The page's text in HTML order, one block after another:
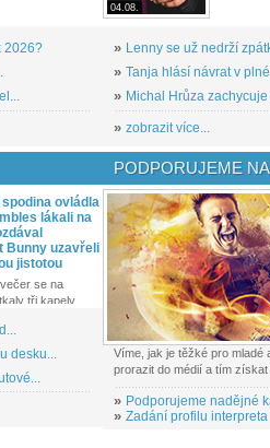
2026?
04.08.
» Lenny se už nedrží
» Tanja hlásí návrat v
» Michal Hrůza
» zobrazit více...
ovládla
lákali na
Bunny uzavřeli
jistotou
se na
tři kapely...
desku...
PODPORUJEME
Víme, jak je těžké pro mladé
prorazit do médií a tím získat
» Podporujeme nadějné
» Zadání profilu interpreta